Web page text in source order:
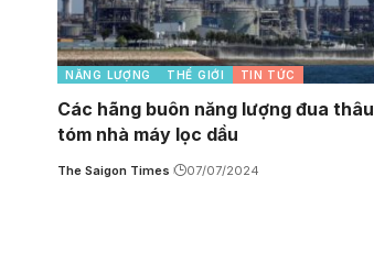
NĂNG LƯỢNG THẾ GIỚI TIN TỨC
Các hãng buôn năng lượng đua thâu
tóm nhà máy lọc dầu
The Saigon Times 07/07/2024